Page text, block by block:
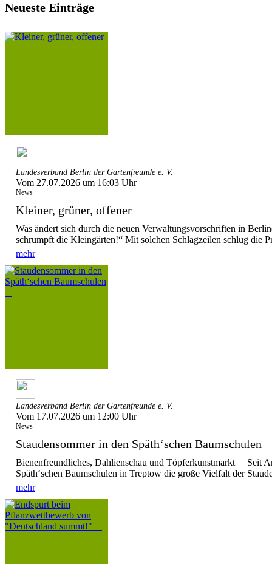
Neueste Einträge
Landesverband Berlin der Gartenfreunde e. V.
Vom 27.07.2026 um 16:03 Uhr
News
Kleiner, grüner, offener
Was ändert sich durch die neuen Verwaltungsvorschriften in
schrumpft die Kleingärten!“ Mit solchen Schlagzeilen schlug die
mehr
Landesverband Berlin der Gartenfreunde e. V.
Vom 17.07.2026 um 12:00 Uhr
News
Staudensommer in den Späth‘schen
Bienenfreundliches, Dahlienschau und Töpferkunstmarkt Seit
Späth‘schen Baumschulen in Treptow die große Vielfalt der
mehr